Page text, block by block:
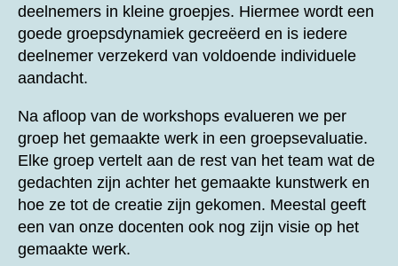
deelnemers in kleine groepjes. Hiermee wordt een
goede groepsdynamiek gecreëerd en is iedere
deelnemer verzekerd van voldoende individuele
aandacht.
Na afloop van de workshops evalueren we per
groep het gemaakte werk in een groepsevaluatie.
Elke groep vertelt aan de rest van het team wat de
gedachten zijn achter het gemaakte kunstwerk en
hoe ze tot de creatie zijn gekomen. Meestal geeft
een van onze docenten ook nog zijn visie op het
gemaakte werk.